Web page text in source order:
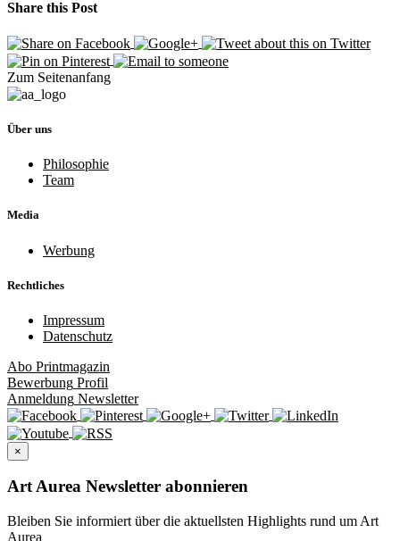
Share this Post
Zum Seitenanfang
Über uns
Philosophie
Team
Media
Werbung
Rechtliches
Impressum
Datenschutz
Abo Printmagazin
Bewerbung Profil
Anmeldung Newsletter
×
Art Aurea Newsletter abonnieren
Bleiben Sie informiert über die aktuellsten Highlights rund um Art
Aurea